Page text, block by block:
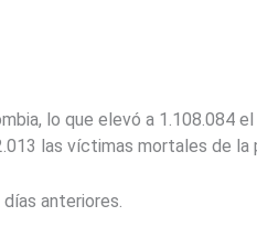
lo que elevó a 1.108.084
las víctimas mortales de la
anteriores.